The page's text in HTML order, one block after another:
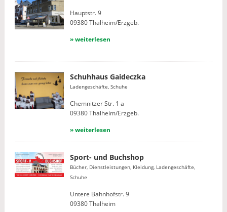
Hauptstr. 9
09380 Thalheim/Erzgeb.
» weiterlesen
Schuhhaus Gaideczka
Ladengeschäfte, Schuhe
Chemnitzer Str. 1 a
09380 Thalheim/Erzgeb.
» weiterlesen
Sport- und Buchshop
Bücher, Dienstleistungen, Kleidung, Ladengeschäfte,
Schuhe
Untere Bahnhofstr. 9
09380 Thalheim